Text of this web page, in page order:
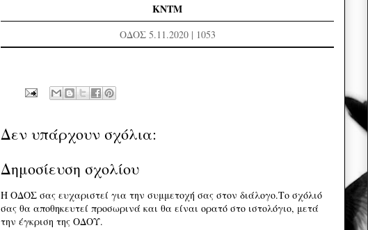
KNTM
ΟΔΟΣ 5.11.2020 | 1053
Δεν υπάρχουν σχόλια:
Δημοσίευση σχολίου
Η ΟΔΟΣ σας ευχαριστεί για την συμμετοχή σας στον διάλογο.Το σχόλιό
σας θα αποθηκευτεί προσωρινά και θα είναι ορατό στο ιστολόγιο, μετά
την έγκριση της ΟΔΟΥ.